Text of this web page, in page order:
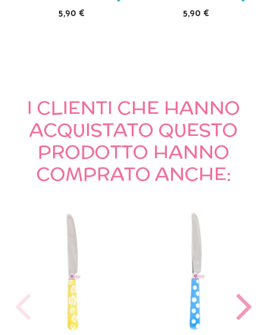
5,90 € 5,90 €
I CLIENTI CHE HANNO
ACQUISTATO QUESTO
PRODOTTO HANNO
COMPRATO ANCHE: